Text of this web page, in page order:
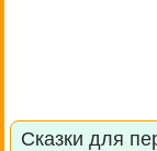
Сказки для